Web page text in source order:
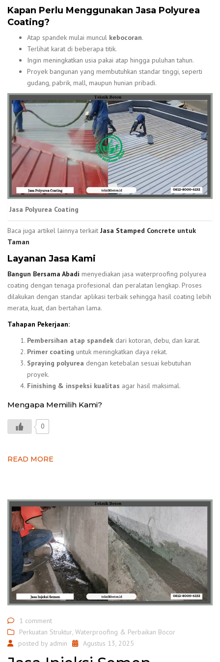
Kapan Perlu Menggunakan Jasa Polyurea
Coating?
Atap spandek mulai muncul kebocoran.
Terlihat karat di beberapa titik.
Ingin meningkatkan usia pakai atap hingga puluhan tahun.
Proyek bangunan yang membutuhkan standar tinggi, seperti
gudang, pabrik, mall, maupun hunian pribadi.
Jasa Polyurea Coating
Baca juga artikel lainnya terkait Jasa Stamped Concrete untuk
Taman
Layanan Jasa Kami
Bangun Bersama Abadi menyediakan jasa waterproofing polyurea
coating dengan tenaga profesional dan peralatan lengkap. Proses
dilakukan dengan standar aplikasi terbaik sehingga hasil coating lebih
merata, kuat, dan bertahan lama.
Tahapan Pekerjaan:
Pembersihan atap spandek dari kotoran, debu, dan karat.
Primer coating untuk meningkatkan daya rekat.
Spraying polyurea dengan ketebalan sesuai kebutuhan
proyek.
Finishing & inspeksi kualitas agar hasil maksimal.
Mengapa Memilih Kami?
0
READ MORE
1 comment
Perkuatan Struktur, Waterproofing & Perbaikan Bocor
posted by admin Agustus 13, 2025